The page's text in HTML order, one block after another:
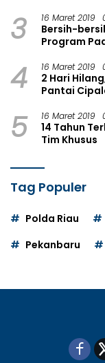
3 16 Maret 2019
Bersih-
Program
4 16 Maret 2019
2 Hari
Pantai
5 16 Maret 2019
14 Tahun
Tim Khusus
Tag Populer
Polda Riau
Pekanbaru